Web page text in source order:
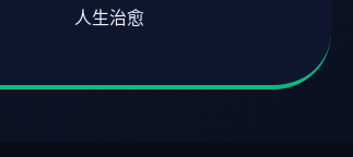
人生治愈